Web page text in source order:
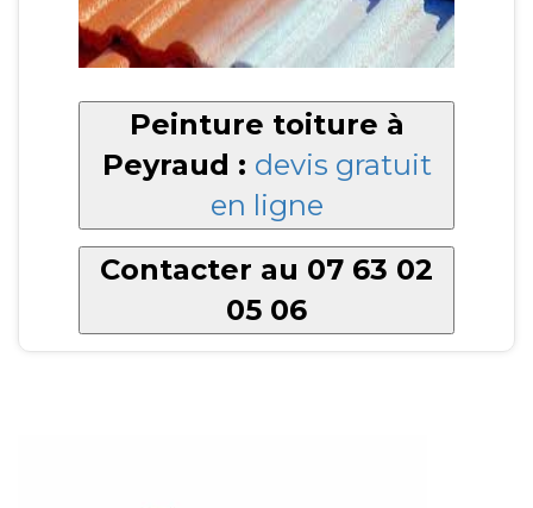
Peinture toiture à
Peyraud : devis gratuit
en ligne
Contacter au 07 63 02
05 06